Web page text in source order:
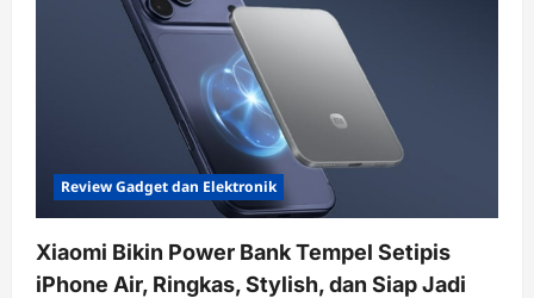
Review Gadget dan Elektronik
Xiaomi Bikin Power Bank Tempel Setipis
iPhone Air, Ringkas, Stylish, dan Siap Jadi